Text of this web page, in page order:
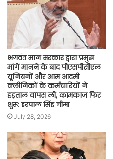
भगवंत मान सरकार द्वारा प्रमुख
मांगें मानने के बाद पीएसपीसीएल
यूनियनों और आम आदमी
क्लीनिकों के कर्मचारियों ने
हड़ताल वापस ली, कामकाज फिर
शुरू: हरपाल सिंह चीमा
July 28, 2026